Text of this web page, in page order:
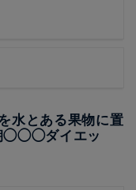
水とある果物に置
◯◯◯ダイエッ